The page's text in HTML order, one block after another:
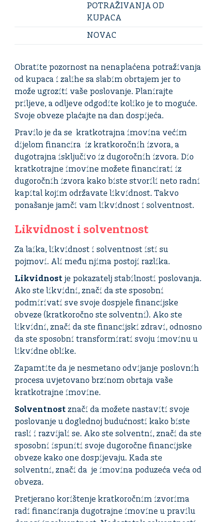
POTRAŽIVANJA OD
KUPACA
NOVAC
Obratite pozornost na nenaplaćena potraživanja
od kupaca i zalihe sa slabim obrtajem jer to
može ugroziti vaše poslovanje. Planirajte
priljeve, a odljeve odgodite koliko je to moguće.
Svoje obveze plaćajte na dan dospijeća.
Pravilo je da se kratkotrajna imovina većim
dijelom financira iz kratkoročnih izvora, a
dugotrajna isključivo iz dugoročnih izvora. Dio
kratkotrajne imovine možete financirati iz
dugoročnih izvora kako biste stvorili neto radni
kapital kojim održavate likvidnost. Takvo
ponašanje jamči vam likvidnost i solventnost.
Likvidnost i solventnost
Za laika, likvidnost i solventnost isti su
pojmovi. Ali među njima postoji razlika.
Likvidnost je pokazatelj stabilnosti poslovanja.
Ako ste likvidni, znači da ste sposobni
podmirivati sve svoje dospjele financijske
obveze (kratkoročno ste solventni). Ako ste
likvidni, znači da ste financijski zdravi, odnosno
da ste sposobni transformirati svoju imovinu u
likvidne oblike.
Zapamtite da je nesmetano odvijanje poslovnih
procesa uvjetovano brzinom obrtaja vaše
kratkotrajne imovine.
Solventnost znači da možete nastaviti svoje
poslovanje u doglednoj budućnosti kako biste
rasli i razvijali se. Ako ste solventni, znači da ste
sposobni ispuniti svoje dugoročne financijske
obveze kako one dospijevaju. Kada ste
solventni, znači da je imovina poduzeća veća od
obveza.
Pretjerano korištenje kratkoročnim izvorima
radi financiranja dugotrajne imovine u pravilu